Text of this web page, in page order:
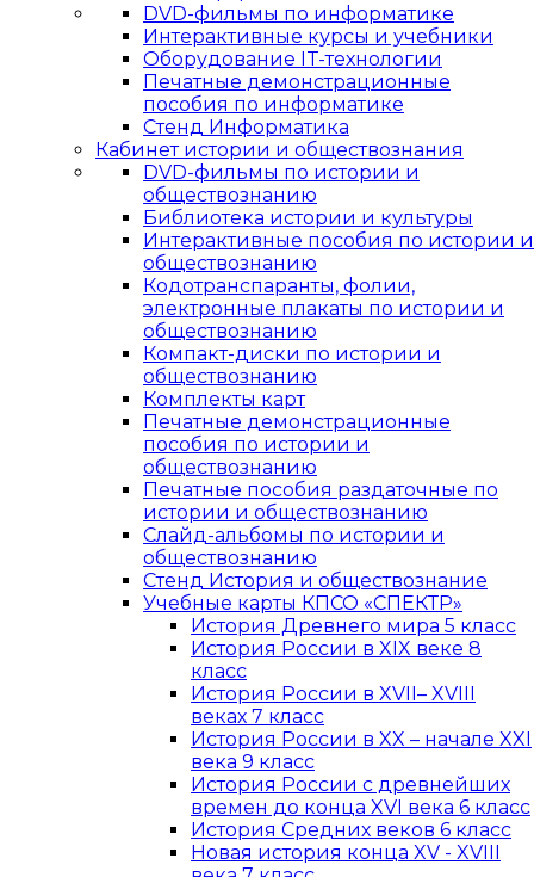
DVD-фильмы по информатике
Интерактивные курсы и учебники
Оборудование IT-технологии
Печатные демонстрационные
пособия по информатике
Стенд Информатика
Кабинет истории и обществознания
DVD-фильмы по истории и
обществознанию
Библиотека истории и культуры
Интерактивные пособия по истории и
обществознанию
Кодотранспаранты, фолии,
электронные плакаты по истории и
обществознанию
Компакт-диски по истории и
обществознанию
Комплекты карт
Печатные демонстрационные
пособия по истории и
обществознанию
Печатные пособия раздаточные по
истории и обществознанию
Слайд-альбомы по истории и
обществознанию
Стенд История и обществознание
Учебные карты КПСО «СПЕКТР»
История Древнего мира 5 класс
История России в XIX веке 8
класс
История России в XVII– XVIII
веках 7 класс
История России в XX – начале XXI
века 9 класс
История России с древнейших
времен до конца XVI века 6 класс
История Средних веков 6 класс
Новая история конца XV - XVIII